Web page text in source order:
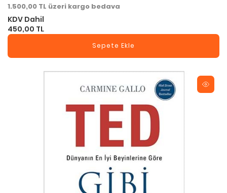
1.500,00 TL üzeri kargo bedava
KDV Dahil
450,00 TL
Sepete Ekle